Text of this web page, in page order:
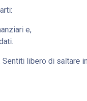
e,
libero di saltare